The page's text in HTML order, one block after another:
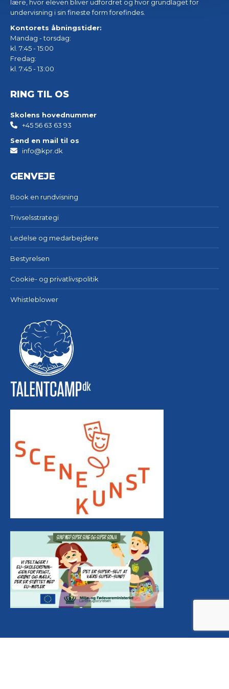
lære, hvor eleven bliver udfordret og hvor grundlaget for
undervisning i sin fineste form forefindes.
Kontorets åbningstider:
Mandag - torsdag:
kl. 7:45 - 15:00
Fredag:
kl. 7:45 - 13:00
RING TIL OS
Skolens hovednummer
+45 56 63 63 93
Send en mail til os
info@kpr.dk
GENVEJE
Book en rundvisning
Trivselsstrategi
Ledelse og medarbejdere
Bestyrelsen
Cookie- og privatlivspolitik
Whistleblower